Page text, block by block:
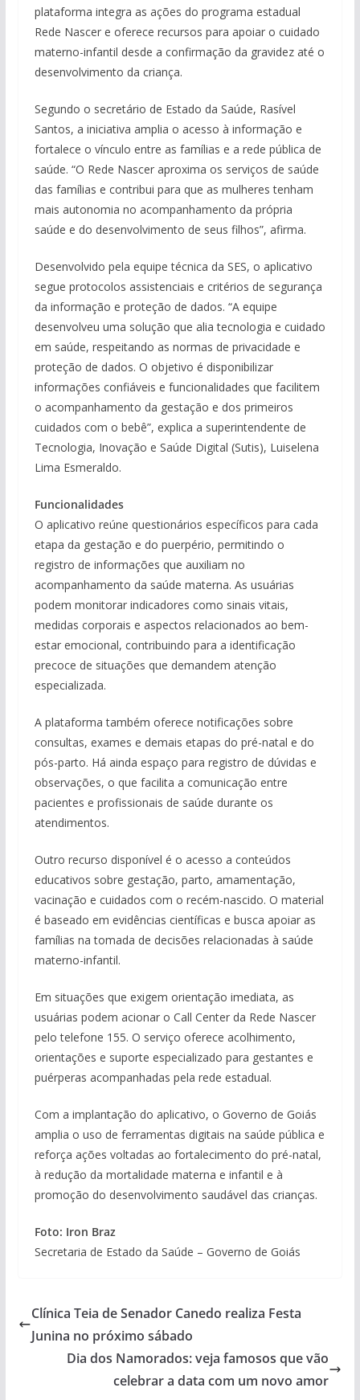
plataforma integra as ações do programa estadual
Rede Nascer e oferece recursos para apoiar o cuidado
materno-infantil desde a confirmação da gravidez até o
desenvolvimento da criança.
Segundo o secretário de Estado da Saúde, Rasível
Santos, a iniciativa amplia o acesso à informação e
fortalece o vínculo entre as famílias e a rede pública de
saúde. “O Rede Nascer aproxima os serviços de saúde
das famílias e contribui para que as mulheres tenham
mais autonomia no acompanhamento da própria
saúde e do desenvolvimento de seus filhos”, afirma.
Desenvolvido pela equipe técnica da SES, o aplicativo
segue protocolos assistenciais e critérios de segurança
da informação e proteção de dados. “A equipe
desenvolveu uma solução que alia tecnologia e cuidado
em saúde, respeitando as normas de privacidade e
proteção de dados. O objetivo é disponibilizar
informações confiáveis e funcionalidades que facilitem
o acompanhamento da gestação e dos primeiros
cuidados com o bebê”, explica a superintendente de
Tecnologia, Inovação e Saúde Digital (Sutis), Luiselena
Lima Esmeraldo.
Funcionalidades
O aplicativo reúne questionários específicos para cada
etapa da gestação e do puerpério, permitindo o
registro de informações que auxiliam no
acompanhamento da saúde materna. As usuárias
podem monitorar indicadores como sinais vitais,
medidas corporais e aspectos relacionados ao bem-
estar emocional, contribuindo para a identificação
precoce de situações que demandem atenção
especializada.
A plataforma também oferece notificações sobre
consultas, exames e demais etapas do pré-natal e do
pós-parto. Há ainda espaço para registro de dúvidas e
observações, o que facilita a comunicação entre
pacientes e profissionais de saúde durante os
atendimentos.
Outro recurso disponível é o acesso a conteúdos
educativos sobre gestação, parto, amamentação,
vacinação e cuidados com o recém-nascido. O material
é baseado em evidências científicas e busca apoiar as
famílias na tomada de decisões relacionadas à saúde
materno-infantil.
Em situações que exigem orientação imediata, as
usuárias podem acionar o Call Center da Rede Nascer
pelo telefone 155. O serviço oferece acolhimento,
orientações e suporte especializado para gestantes e
puérperas acompanhadas pela rede estadual.
Com a implantação do aplicativo, o Governo de Goiás
amplia o uso de ferramentas digitais na saúde pública e
reforça ações voltadas ao fortalecimento do pré-natal,
à redução da mortalidade materna e infantil e à
promoção do desenvolvimento saudável das crianças.
Foto: Iron Braz
Secretaria de Estado da Saúde – Governo de Goiás
Clínica Teia de Senador Canedo realiza Festa
Junina no próximo sábado
Dia dos Namorados: veja famosos que vão
celebrar a data com um novo amor